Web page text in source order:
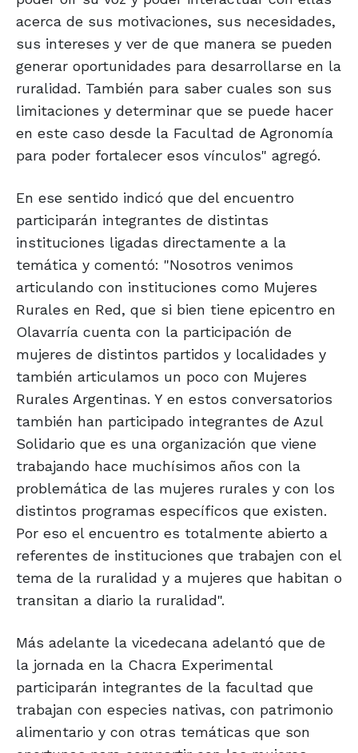
acerca de sus motivaciones, sus necesidades,
sus intereses y ver de que manera se pueden
generar oportunidades para desarrollarse en la
ruralidad. También para saber cuales son sus
limitaciones y determinar que se puede hacer
en este caso desde la Facultad de Agronomía
para poder fortalecer esos vínculos" agregó.
En ese sentido indicó que del encuentro
participarán integrantes de distintas
instituciones ligadas directamente a la
temática y comentó: "Nosotros venimos
articulando con instituciones como Mujeres
Rurales en Red, que si bien tiene epicentro en
Olavarría cuenta con la participación de
mujeres de distintos partidos y localidades y
también articulamos un poco con Mujeres
Rurales Argentinas. Y en estos conversatorios
también han participado integrantes de Azul
Solidario que es una organización que viene
trabajando hace muchísimos años con la
problemática de las mujeres rurales y con los
distintos programas específicos que existen.
Por eso el encuentro es totalmente abierto a
referentes de instituciones que trabajen con el
tema de la ruralidad y a mujeres que habitan o
transitan a diario la ruralidad".
Más adelante la vicedecana adelantó que de
la jornada en la Chacra Experimental
participarán integrantes de la facultad que
trabajan con especies nativas, con patrimonio
alimentario y con otras temáticas que son